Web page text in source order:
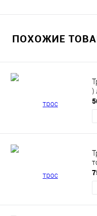
ПОХОЖИЕ
)